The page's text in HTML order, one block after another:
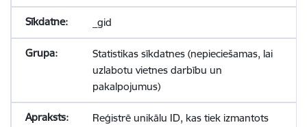
_gid
Statistikas sīkdatnes (nepieciešamas, lai
uzlabotu vietnes darbību un
pakalpojumus)
Reģistrē unikālu ID, kas tiek izmantots